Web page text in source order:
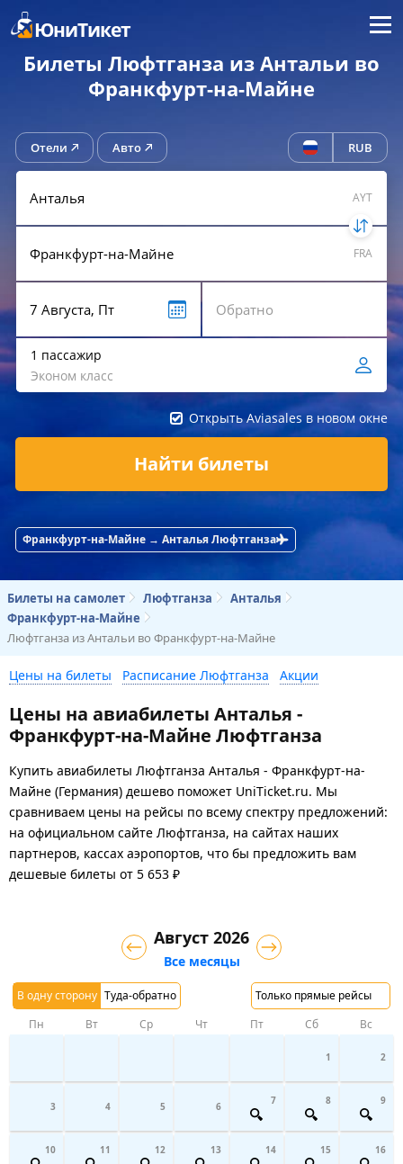
ЮниТикет Меню
Билеты Люфтганза из Антальи во
Франкфурт-на-Майне
Отели Авто RUB
AYT
FRA
1 пассажир
Эконом класс
Открыть Aviasales в новом окне
Найти билеты
Франкфурт-на-Майне → Анталья Люфтганза
Билеты на самолет Люфтганза
Анталья
Франкфурт-на-Майне
Люфтганза из Антальи во Франкфурт-на-Майне
Цены на билеты Расписание Люфтганза Акции
Цены на авиабилеты Анталья -
Франкфурт-на-Майне Люфтганза
Купить авиабилеты Люфтганза Анталья - Франкфурт-на-
Майне (Германия) дешево поможет UniTicket.ru. Мы
сравниваем цены на рейсы по всему спектру предложений:
на официальном сайте Люфтганза, на сайтах наших
партнеров, кассах аэропортов, что бы предложить вам
дешевые билеты от 5 653 ₽
В одну сторону Туда-обратно Только прямые рейсы
Август 2026
Все месяцы
Пн Вт Ср Чт Пт Сб Вс
1 2
3 4 5 6 7 8 9
10 11 12 13 14 15 16